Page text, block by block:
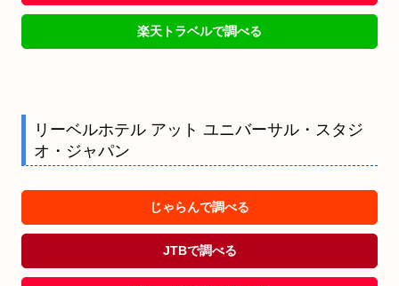
楽天トラベルで調べる
リーベルホテル アット ユニバーサル・スタジ
オ・ジャパン
じゃらんで調べる
JTBで調べる